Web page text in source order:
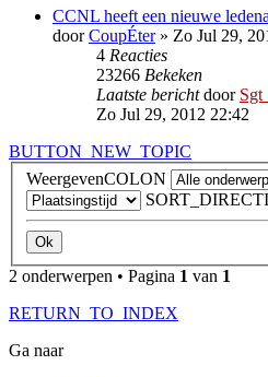
CCNL heeft een nieuwe
doorCoupÉter» Zo Jul 29,
4 Reacties
23266 Bekeken
Laatste berichtdoor
Zo Jul 29, 2012 22:42
BUTTON_NEW_TOPIC
WeergevenCOLON
2 onderwerpen • Pagina 1 van 1
RETURN_TO_INDEX
Ga naar